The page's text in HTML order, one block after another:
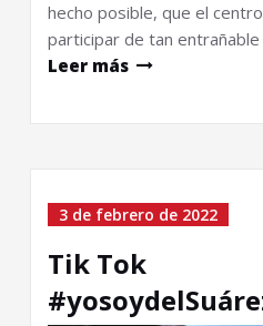
hecho posible, que el
participar de tan entrañable
Leer más
3 de febrero de 2022
Tik Tok